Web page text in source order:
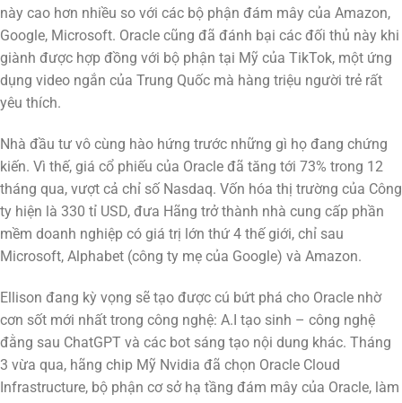
này cao hơn nhiều so với các bộ phận đám mây của Amazon,
Google, Microsoft. Oracle cũng đã đánh bại các đối thủ này khi
giành được hợp đồng với bộ phận tại Mỹ của TikTok, một ứng
dụng video ngắn của Trung Quốc mà hàng triệu người trẻ rất
yêu thích.
Nhà đầu tư vô cùng hào hứng trước những gì họ đang chứng
kiến. Vì thế, giá cổ phiếu của Oracle đã tăng tới 73% trong 12
tháng qua, vượt cả chỉ số Nasdaq. Vốn hóa thị trường của Công
ty hiện là 330 tỉ USD, đưa Hãng trở thành nhà cung cấp phần
mềm doanh nghiệp có giá trị lớn thứ 4 thế giới, chỉ sau
Microsoft, Alphabet (công ty mẹ của Google) và Amazon.
Ellison đang kỳ vọng sẽ tạo được cú bứt phá cho Oracle nhờ
cơn sốt mới nhất trong công nghệ: A.I tạo sinh – công nghệ
đằng sau ChatGPT và các bot sáng tạo nội dung khác. Tháng
3 vừa qua, hãng chip Mỹ Nvidia đã chọn Oracle Cloud
Infrastructure, bộ phận cơ sở hạ tầng đám mây của Oracle, làm